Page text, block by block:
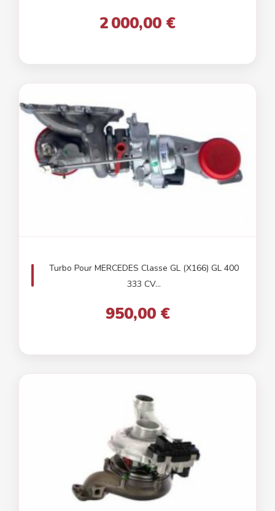
2 000,00 €
Turbo Pour MERCEDES Classe GL (X166) GL 400
333 CV...
950,00 €